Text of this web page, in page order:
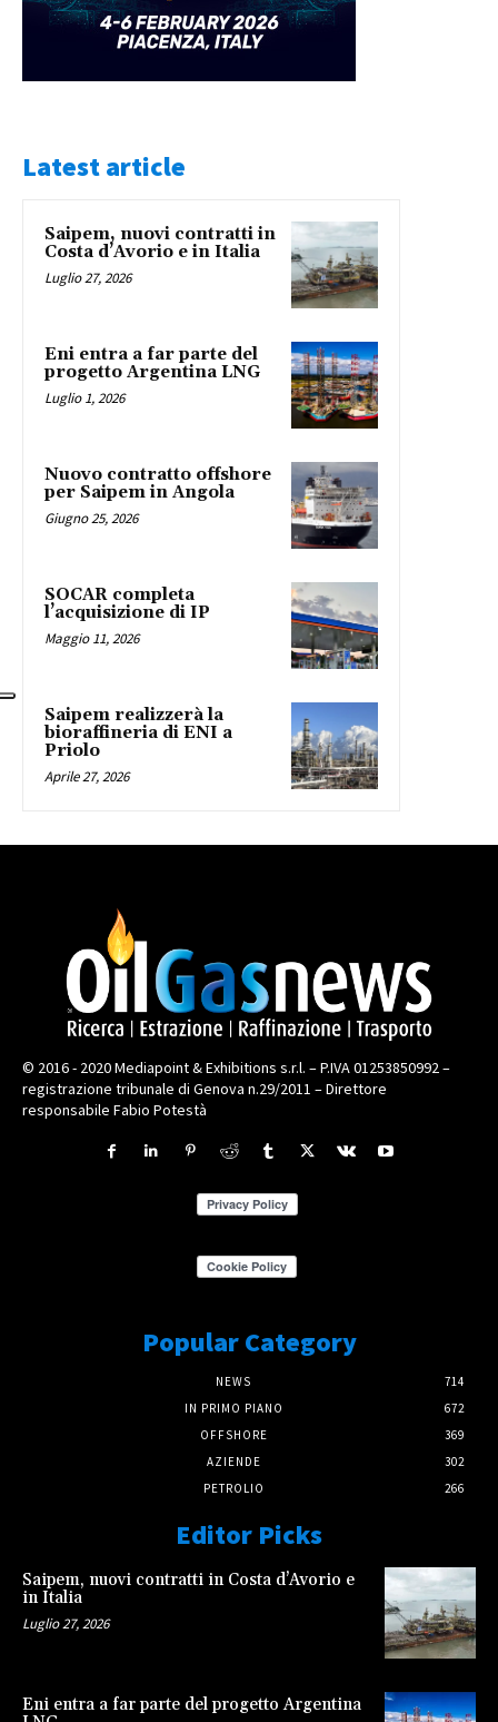
Latest article
Saipem, nuovi contratti in
Costa d’Avorio e in Italia
Luglio 27, 2026
Eni entra a far parte del
progetto Argentina LNG
Luglio 1, 2026
Nuovo contratto offshore
per Saipem in Angola
Giugno 25, 2026
SOCAR completa
l’acquisizione di IP
Maggio 11, 2026
Saipem realizzerà la
bioraffineria di ENI a
Priolo
Aprile 27, 2026
© 2016 - 2020 Mediapoint & Exhibitions s.r.l. – P.IVA 01253850992 –
registrazione tribunale di Genova n.29/2011 – Direttore
responsabile Fabio Potestà
Popular Category
NEWS
714
IN PRIMO PIANO
672
OFFSHORE
369
AZIENDE
302
PETROLIO
266
Editor Picks
Saipem, nuovi contratti in Costa d’Avorio e
in Italia
Luglio 27, 2026
Eni entra a far parte del progetto Argentina